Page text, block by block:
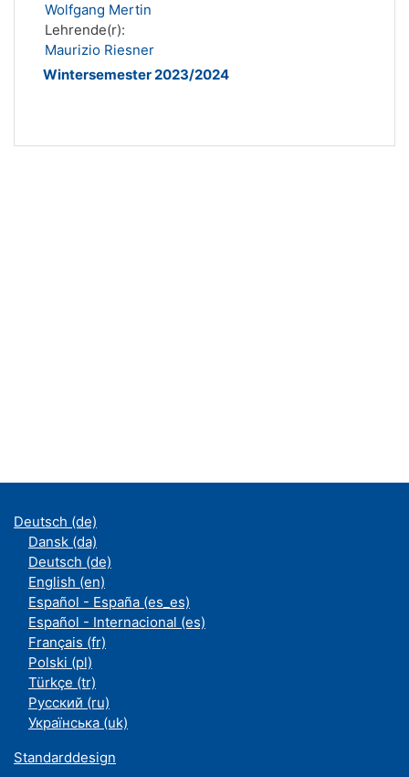
Wolfgang Mertin
Lehrende(r):
Maurizio Riesner
Wintersemester 2023/2024
Deutsch ‎(de)‎
Dansk ‎(da)‎
Deutsch ‎(de)‎
English ‎(en)‎
Español - España ‎(es_es)‎
Español - Internacional ‎(es)‎
Français ‎(fr)‎
Polski ‎(pl)‎
Türkçe ‎(tr)‎
Русский ‎(ru)‎
Українська ‎(uk)‎
Standarddesign